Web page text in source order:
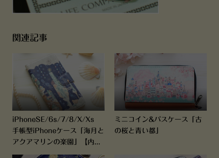
関連記事
iPhoneSE/6s/7/8/X/Xs
手帳型iPhoneケース「海月と
アクアマリンの楽園」【内...
ミニコイン&パスケース「古
の桜と青い都」